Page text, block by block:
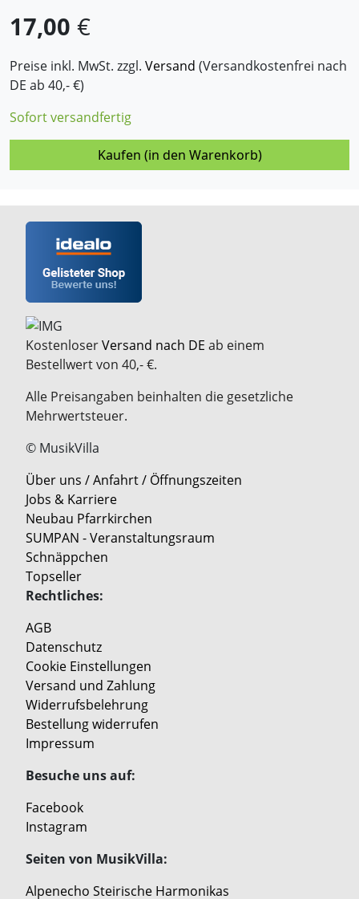
17,00 €
Preise inkl. MwSt. zzgl. Versand (Versandkostenfrei nach
DE ab 40,- €)
Sofort versandfertig
Kaufen (in den Warenkorb)
KostenloserVersand nach DE ab einem
Bestellwert von 40,- €.
Alle Preisangaben beinhalten die gesetzliche
Mehrwertsteuer.
© MusikVilla
Über uns / Anfahrt / Öffnungszeiten
Jobs & Karriere
Neubau Pfarrkirchen
SUMPAN - Veranstaltungsraum
Schnäppchen
Topseller
Rechtliches:
AGB
Datenschutz
Cookie Einstellungen
Versand und Zahlung
Widerrufsbelehrung
Bestellung widerrufen
Impressum
Besuche uns auf:
Facebook
Instagram
Seiten von MusikVilla:
Alpenecho Steirische Harmonikas